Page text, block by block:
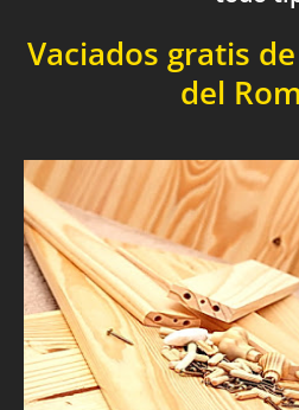
Vaciados gratis
del